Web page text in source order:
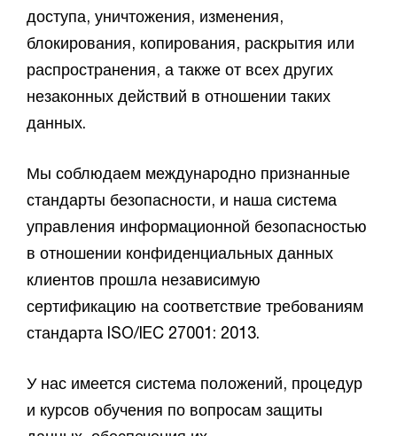
доступа, уничтожения, изменения,
блокирования, копирования, раскрытия или
распространения, а также от всех других
незаконных действий в отношении таких
данных.
Мы соблюдаем международно признанные
стандарты безопасности, и наша система
управления информационной безопасностью
в отношении конфиденциальных данных
клиентов прошла независимую
сертификацию на соответствие требованиям
стандарта ISO/IEC 27001: 2013.
У нас имеется система положений, процедур
и курсов обучения по вопросам защиты